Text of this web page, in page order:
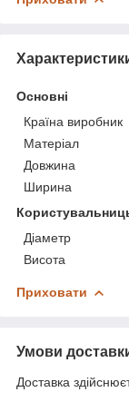
Основні
Країна виробник
Матеріал
Довжина
Ширина
Діаметр
Висота
Приховати
Умови
Доставка